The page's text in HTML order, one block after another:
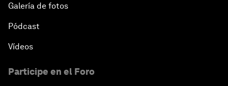
Galería de fotos
Pódcast
Vídeos
Participe en el Foro